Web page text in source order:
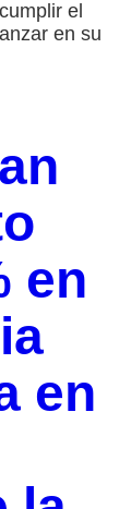
el
en su
en
en